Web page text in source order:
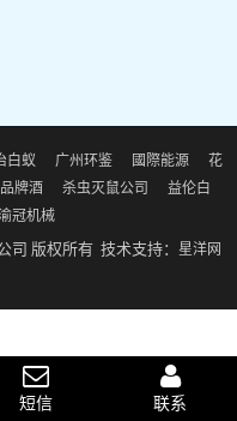
白蚁 广州环鉴 國際能源
花
牌酒 杀虫灭鼠公司
益伦白
冠机械
司 版权所有 技术支持：
星洋网
短信 联系